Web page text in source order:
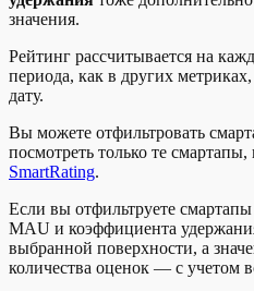
значения.
Рейтинг рассчитывается на
периода, как в других
дату.
Вы можете отфильтровать
посмотреть только те
SmartRating.
Если вы отфильтруете
MAU и коэффициента
выбранной поверхности, а
количества оценок — с учетом